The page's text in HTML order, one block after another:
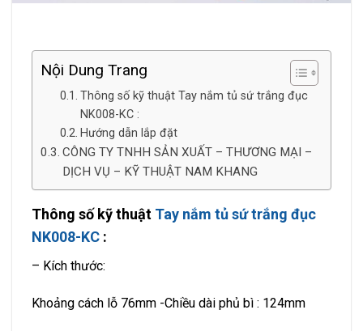
Nội Dung Trang
Thông số kỹ thuật Tay nắm tủ sứ trắng đục
NK008-KC :
Hướng dẫn lắp đặt
CÔNG TY TNHH SẢN XUẤT – THƯƠNG MẠI –
DỊCH VỤ – KỸ THUẬT NAM KHANG
Thông số kỹ thuật Tay nắm tủ sứ trắng đục
NK008-KC :
– Kích thước:
Khoảng cách lỗ 76mm -Chiều dài phủ bì : 124mm